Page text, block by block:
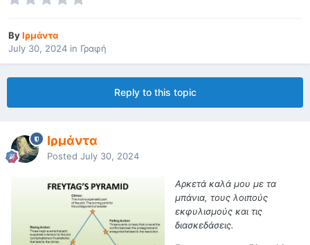
ByΙρμάντα
July 30, 2024 in Γραφή
Reply to this topic
Ιρμάντα
Posted July 30, 2024
Αρκετά καλά μου με τα
μπάνια, τους λοιπούς
εκφυλισμούς και τις
διασκεδάσεις.